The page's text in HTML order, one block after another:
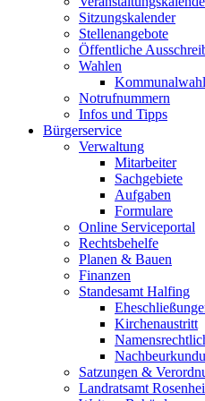
Sitzungskalender
Stellenangebote
Öffentliche
Wahlen
Notrufnummern
Infos und Tipps
Bürgerservice
Verwaltung
Mitarbeiter
Sachgebiete
Aufgaben
Formulare
Online Serviceportal
Rechtsbehelfe
Planen & Bauen
Finanzen
Standesamt Halfing
Kirchenaustritt
Satzungen &
Landratsamt